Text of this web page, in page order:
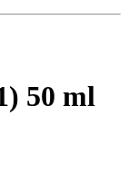
50 ml